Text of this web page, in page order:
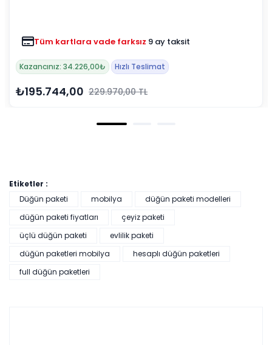
vade farksız9 ay taksit
34.226,00₺ Hızlı Teslimat
229.970,00 TL
Etiketler :
Düğün paketi
mobilya
düğün paketi modelleri
düğün paketi fiyatları
çeyiz paketi
üçlü düğün paketi
evlilik paketi
düğün paketleri mobilya
hesaplı düğün paketleri
full düğün paketleri